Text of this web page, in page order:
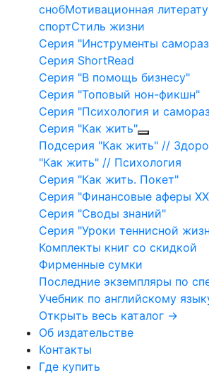
снобМотивационная
спортСтиль жизни
Серия "Инструменты
Серия ShortRead
Серия "В помощь бизнесу"
Серия "Топовый нон-фикшн"
Серия "Психология и
Серия "Как жить"
Подсерия "Как жить" //
"Как жить" // Психология
Серия "Как жить. Покет"
Серия "Финансовые аферы
Серия "Своды знаний"
Серия "Уроки теннисной
Комплекты книг со скидкой
Фирменные сумки
Последние экземпляры по
Учебник по английскому
Открыть весь каталог →
Об издательстве
Контакты
Где купить